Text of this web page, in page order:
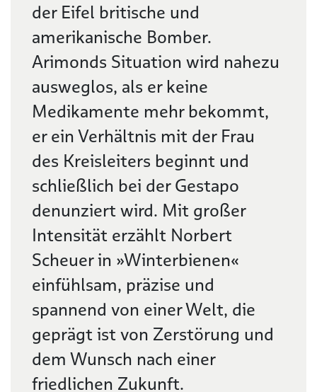
der Eifel britische und
amerikanische Bomber.
Arimonds Situation wird nahezu
ausweglos, als er keine
Medikamente mehr bekommt,
er ein Verhältnis mit der Frau
des Kreisleiters beginnt und
schließlich bei der Gestapo
denunziert wird. Mit großer
Intensität erzählt Norbert
Scheuer in »Winterbienen«
einfühlsam, präzise und
spannend von einer Welt, die
geprägt ist von Zerstörung und
dem Wunsch nach einer
friedlichen Zukunft.